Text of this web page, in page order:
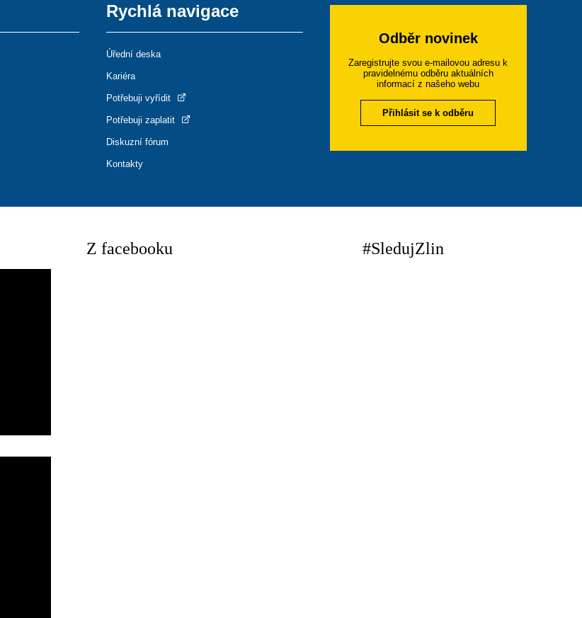
Rychlá navigace
Úřední deska
Kariéra
Potřebuji vyřídit
Potřebuji zaplatit
Diskuzní fórum
Kontakty
Odběr novinek
Zaregistrujte svou e-mailovou adresu k
pravidelnému odběru aktuálních
informací z našeho webu
Přihlásit se k odběru
Z facebooku #SledujZlin